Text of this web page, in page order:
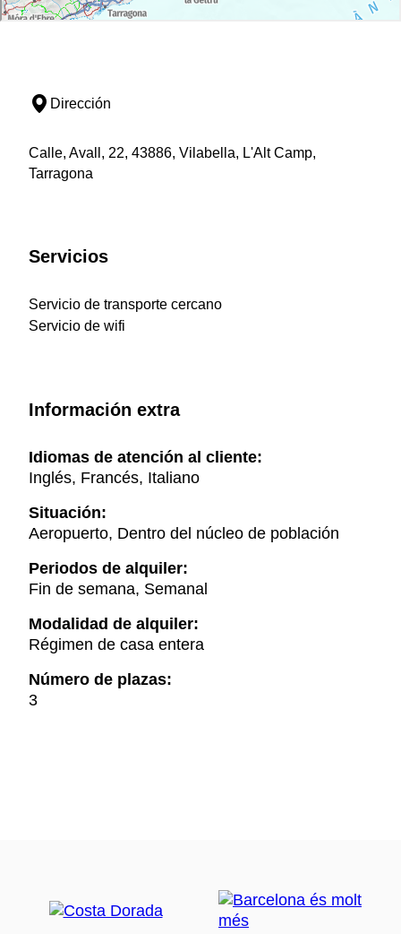
Dirección
Calle, Avall, 22, 43886, Vilabella, L'Alt Camp,
Tarragona
Servicios
Servicio de transporte cercano
Servicio de wifi
Información extra
Idiomas de atención al cliente:
Inglés, Francés, Italiano
Situación:
Aeropuerto, Dentro del núcleo de población
Periodos de alquiler:
Fin de semana, Semanal
Modalidad de alquiler:
Régimen de casa entera
Número de plazas:
3